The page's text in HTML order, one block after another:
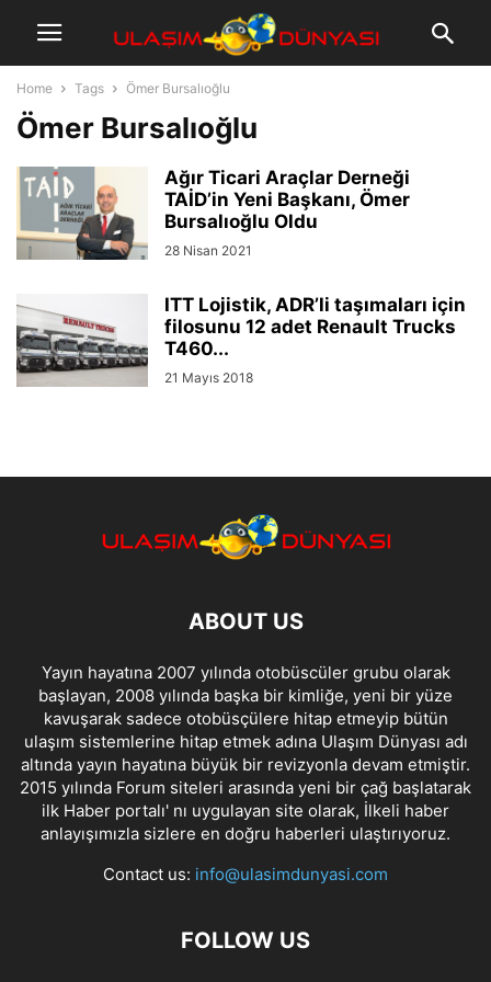
Home Tags Ömer Bursalıoğlu
Ömer Bursalıoğlu
Ağır Ticari Araçlar Derneği
TAİD’in Yeni Başkanı, Ömer
Bursalıoğlu Oldu
28 Nisan 2021
ITT Lojistik, ADR’li taşımaları için
filosunu 12 adet Renault Trucks
T460...
21 Mayıs 2018
ABOUT US
Yayın hayatına 2007 yılında otobüscüler grubu olarak
başlayan, 2008 yılında başka bir kimliğe, yeni bir yüze
kavuşarak sadece otobüsçülere hitap etmeyip bütün
ulaşım sistemlerine hitap etmek adına Ulaşım Dünyası adı
altında yayın hayatına büyük bir revizyonla devam etmiştir.
2015 yılında Forum siteleri arasında yeni bir çağ başlatarak
ilk Haber portalı' nı uygulayan site olarak, İlkeli haber
anlayışımızla sizlere en doğru haberleri ulaştırıyoruz.
Contact us: info@ulasimdunyasi.com
FOLLOW US